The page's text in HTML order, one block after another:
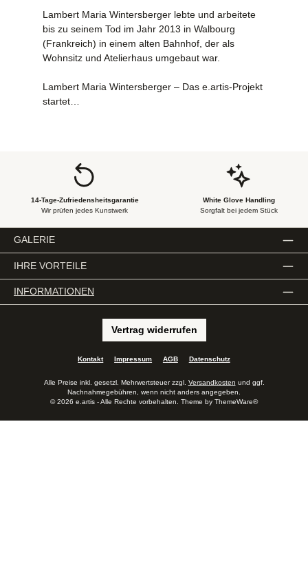
Lambert Maria Wintersberger lebte und arbeitete
bis zu seinem Tod im Jahr 2013 in Walbourg
(Frankreich) in einem alten Bahnhof, der als
Wohnsitz und Atelierhaus umgebaut war.
Lambert Maria Wintersberger – Das e.artis-Projekt
startet…
14-Tage-Zufriedensheitsgarantie
Wir prüfen jedes Kunstwerk
White Glove Handling
Sorgfalt bei jedem Stück
GALERIE
IHRE VORTEILE
INFORMATIONEN
Vertrag widerrufen
Kontakt Impressum AGB Datenschutz
Alle Preise inkl. gesetzl. Mehrwertsteuer zzgl. Versandkosten und ggf.
Nachnahmegebühren, wenn nicht anders angegeben.
© 2026 e.artis - Alle Rechte vorbehalten. Theme by ThemeWare®